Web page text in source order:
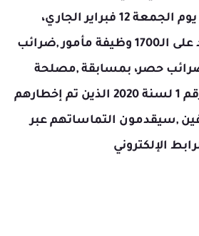
المقبولين حتى يوم الجمعة 12 فبراير الجاري،
للمتقدمين ,للتعاقد على الـ1700 وظيفة مأمور ,ضرائب
حصر، بمسابقة ,مصلحة
الضرائب المصرية رقم 1 لسنة 2020 الذين تم إخطارهم
,سيقدمون التماساتهم عبر
الإلكتروني